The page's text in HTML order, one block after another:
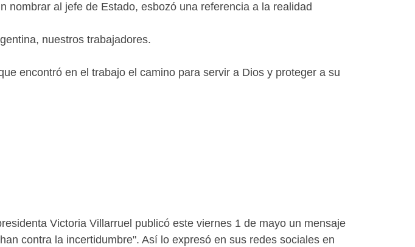
nombrar al jefe de Estado, esbozó una referencia a la realidad
nuestros trabajadores.
encontró en el trabajo el camino para servir a Dios y proteger a su
Victoria Villarruel publicó este viernes 1 de mayo un mensaje
contra la incertidumbre". Así lo expresó en sus redes sociales en